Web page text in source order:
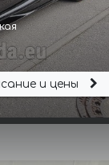
и цены